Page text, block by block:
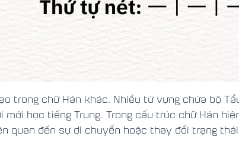
trong chữ Hán khác. Nhiều từ vựng chứa bộ
học tiếng Trung. Trong cấu trúc chữ Hán
quan đến sự di chuyển hoặc thay đổi trạng